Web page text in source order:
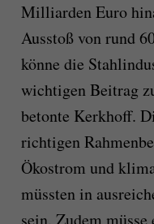
Milliarden Euro
Ausstoß von rund
könne die
wichtigen Beitrag
betonte Kerkhoff.
richtigen
Ökostrom und
müssten in